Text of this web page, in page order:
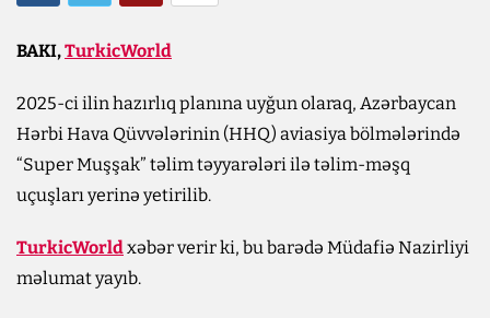
BAKI,TurkicWorld
2025-ci ilin hazırlıq planına uyğun olaraq, Azərbaycan
Hərbi Hava Qüvvələrinin (HHQ) aviasiya bölmələrində
“Super Muşşak” təlim təyyarələri ilə təlim-məşq
uçuşları yerinə yetirilib.
TurkicWorldxəbər verir ki, bu barədə Müdafiə Nazirliyi
məlumat yayıb.